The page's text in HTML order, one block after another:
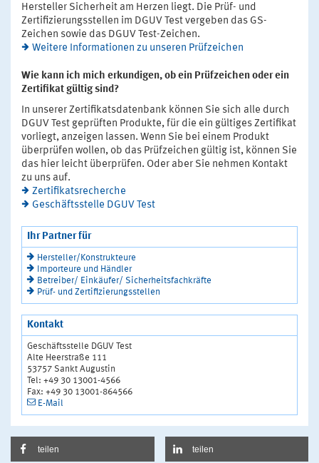
Hersteller Sicherheit am Herzen liegt. Die Prüf- und
Zertifizierungsstellen im DGUV Test vergeben das GS-
Zeichen sowie das DGUV Test-Zeichen.
Weitere Informationen zu unseren Prüfzeichen
Wie kann ich mich erkundigen, ob ein Prüfzeichen oder ein
Zertifikat gültig sind?
In unserer Zertifikatsdatenbank können Sie sich alle durch
DGUV Test geprüften Produkte, für die ein gültiges Zertifikat
vorliegt, anzeigen lassen. Wenn Sie bei einem Produkt
überprüfen wollen, ob das Prüfzeichen gültig ist, können Sie
das hier leicht überprüfen. Oder aber Sie nehmen Kontakt
zu uns auf.
Zertifikatsrecherche
Geschäftsstelle DGUV Test
Ihr Partner für
Hersteller/Konstrukteure
Importeure und Händler
Betreiber/ Einkäufer/ Sicherheitsfachkräfte
Prüf- und Zertifizierungsstellen
Kontakt
Geschäftsstelle DGUV Test
Alte Heerstraße 111
53757 Sankt Augustin
Tel: +49 30 13001-4566
Fax: +49 30 13001-864566
E-Mail
teilen teilen